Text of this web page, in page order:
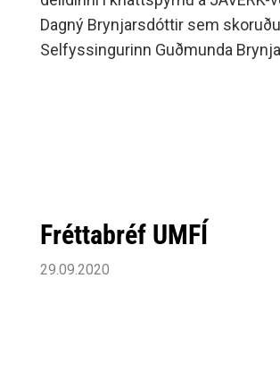
Dagný Brynjarsdóttir sem
Selfyssingurinn Guðmunda
Fréttabréf UMFÍ
29.09.2020